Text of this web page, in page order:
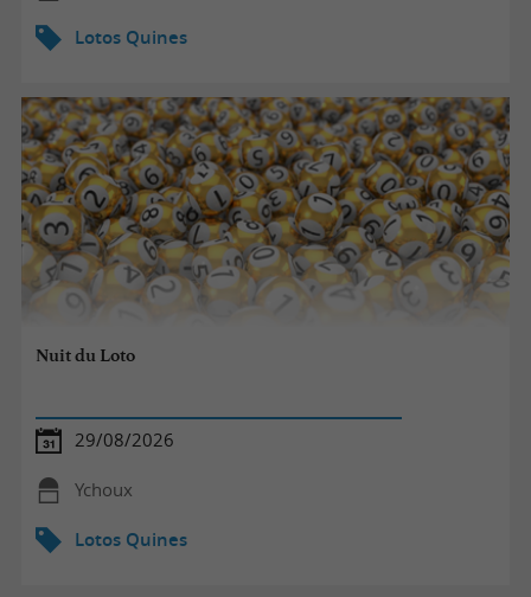
Lotos Quines
Nuit du Loto
29/08/2026
Ychoux
Lotos Quines